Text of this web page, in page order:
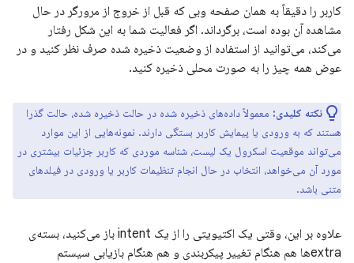
کاربر را دقیقاً به همان صفحه وبی که قبل از خروج از مرورگر در حال
مشاهده آن بوده است، برگرداند. اگر فعالیت شما به این شکل رفتار
می‌کند، می‌توانید از استفاده از وضعیت ذخیره شده صرف نظر کنید و در
عوض همه چیز را به صورت محلی ذخیره کنید.
نکته کلیدی: معمولاً داده‌های ذخیره شده در حالت ذخیره شده، حالت گذرا
هستند که به ورودی یا پیمایش کاربر بستگی دارند. نمونه‌هایی از این موارد
می‌تواند موقعیت اسکرول یک لیست، شناسه موردی که کاربر جزئیات بیشتری در
مورد آن می‌خواهد، انتخاب در حال انجام تنظیمات کاربر یا ورودی در فیلدهای
متنی باشد.
علاوه بر این، وقتی یک اکتیویتی را از یک intent باز می‌کنید، بسته‌ی
extraها هم هنگام تغییر پیکربندی و هم هنگام بازیابی سیستم